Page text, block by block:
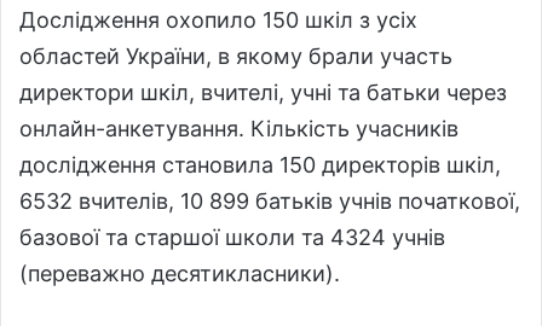
Дослідження охопило 150 шкіл з усіх
областей України, в якому брали участь
директори шкіл, вчителі, учні та батьки через
онлайн-анкетування. Кількість учасників
дослідження становила 150 директорів шкіл,
6532 вчителів, 10 899 батьків учнів початкової,
базової та старшої школи та 4324 учнів
(переважно десятикласники).